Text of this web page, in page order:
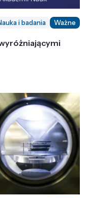
i badania Ważne